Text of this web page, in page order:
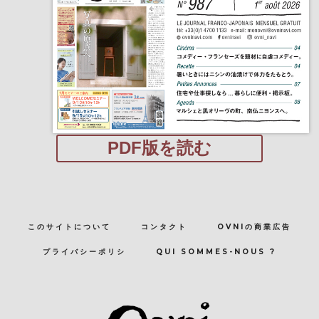
PDF版を読む
このサイトについて コンタクト OVNIの商業広告
プライバシーポリシ QUI SOMMES-NOUS ?